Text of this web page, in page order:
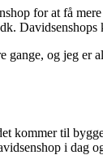
for at få
gange, og jeg
kommer til
i dag